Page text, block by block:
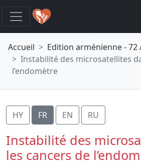
Accueil
Edition arménienne - 72
Instabilité des microsatellites
l’endomètre
HY FR EN RU
Instabilité des
les cancers de